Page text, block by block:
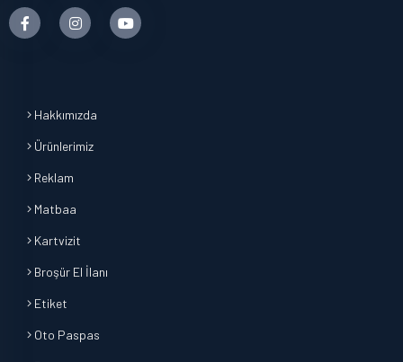
Hakkımızda
Ürünlerimiz
Reklam
Matbaa
Kartvizit
Broşür El İlanı
Etiket
Oto Paspas